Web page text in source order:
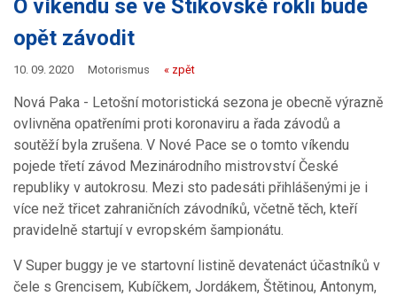
O víkendu se ve Štikovské rokli bude
opět závodit
10. 09. 2020 Motorismus « zpět
Nová Paka - Letošní motoristická sezona je obecně výrazně
ovlivněna opatřeními proti koronaviru a řada závodů a
soutěží byla zrušena. V Nové Pace se o tomto víkendu
pojede třetí závod Mezinárodního mistrovství České
republiky v autokrosu. Mezi sto padesáti přihlášenými je i
více než třicet zahraničních závodníků, včetně těch, kteří
pravidelně startují v evropském šampionátu.
V Super buggy je ve startovní listině devatenáct účastníků v
čele s Grencisem, Kubíčkem, Jordákem, Štětinou, Antonym,